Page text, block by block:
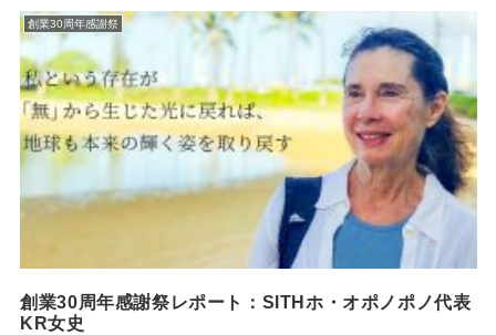
創業30周年感謝祭
創業30周年感謝祭レポート：SITHホ・オポノポノ代表
KR女史